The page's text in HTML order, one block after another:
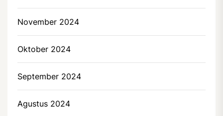
November 2024
Oktober 2024
September 2024
Agustus 2024